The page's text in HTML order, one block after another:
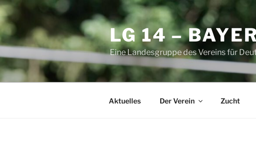
Zum
Inhalt
springen
LG 14 –
Eine Landesgruppe des Vereins für
Aktuelles Der Verein Zucht